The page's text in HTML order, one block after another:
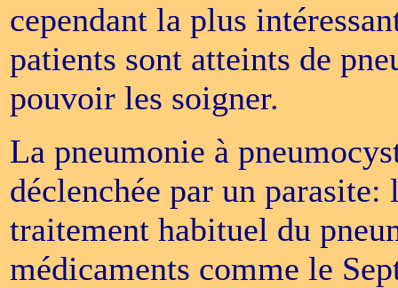
cependant la plus
patients sont atteints de
pouvoir les soigner.
La pneumonie à
déclenchée par un
traitement habituel du
médicaments comme le